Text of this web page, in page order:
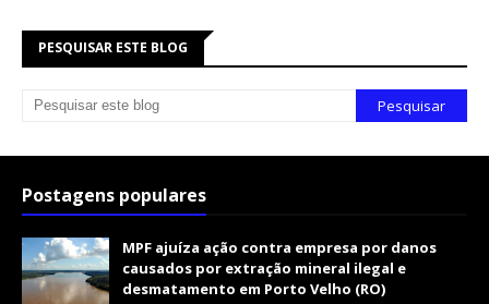
PESQUISAR ESTE BLOG
Postagens populares
MPF ajuíza ação contra empresa por danos
causados por extração mineral ilegal e
desmatamento em Porto Velho (RO)